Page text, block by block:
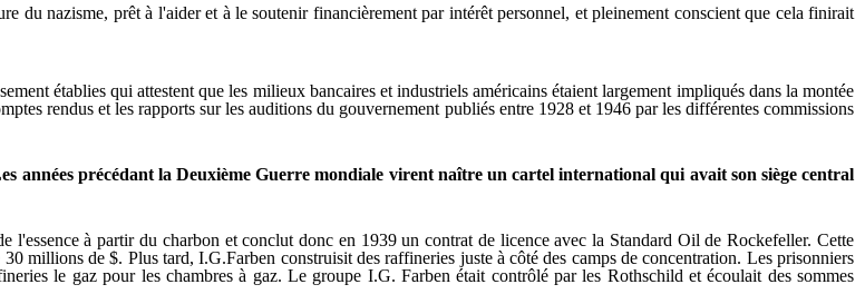
du nazisme, prêt à l'aider et à le soutenir financièrement par intérêt personnel, et pleinement conscient que cela finirait
établies qui attestent que les milieux bancaires et industriels américains étaient largement impliqués dans la montée
rendus et les rapports sur les auditions du gouvernement publiés entre 1928 et 1946 par les différentes commissions
années précédant la Deuxième Guerre mondiale virent naître un cartel international qui avait son siège central
à partir du charbon et conclut donc en 1939 un contrat de licence avec la Standard Oil de Rockefeller. Cette
millions de $. Plus tard, I.G.Farben construisit des raffineries juste à côté des camps de concentration. Les prisonniers
le gaz pour les chambres à gaz. Le groupe I.G. Farben était contrôlé par les Rothschild et écoulait des sommes